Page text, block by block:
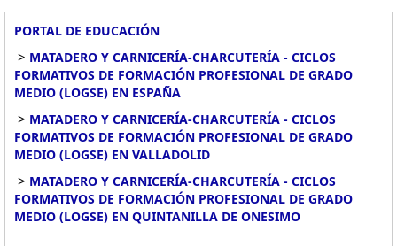
PORTAL DE EDUCACIÓN
> MATADERO Y CARNICERÍA-CHARCUTERÍA - CICLOS
FORMATIVOS DE FORMACIÓN PROFESIONAL DE GRADO
MEDIO (LOGSE) EN ESPAÑA
> MATADERO Y CARNICERÍA-CHARCUTERÍA - CICLOS
FORMATIVOS DE FORMACIÓN PROFESIONAL DE GRADO
MEDIO (LOGSE) EN VALLADOLID
> MATADERO Y CARNICERÍA-CHARCUTERÍA - CICLOS
FORMATIVOS DE FORMACIÓN PROFESIONAL DE GRADO
MEDIO (LOGSE) EN QUINTANILLA DE ONESIMO